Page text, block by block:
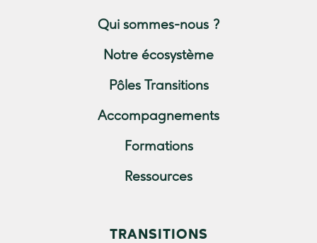
Qui sommes-nous ?
Notre écosystème
Pôles Transitions
Accompagnements
Formations
Ressources
TRANSITIONS